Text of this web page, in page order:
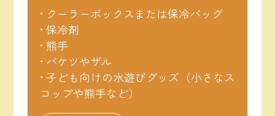
• クーラーボックスまたは保冷バッグ
• 保冷剤
• 熊手
• バケツやザル
• 子ども向けの水遊びグッズ（小さなス
コップや熊手など）